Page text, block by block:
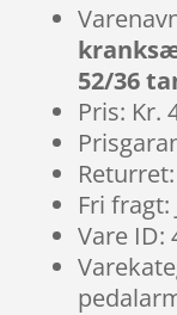
52/36
Pris: Kr.
Fri fragt:
Vare ID: